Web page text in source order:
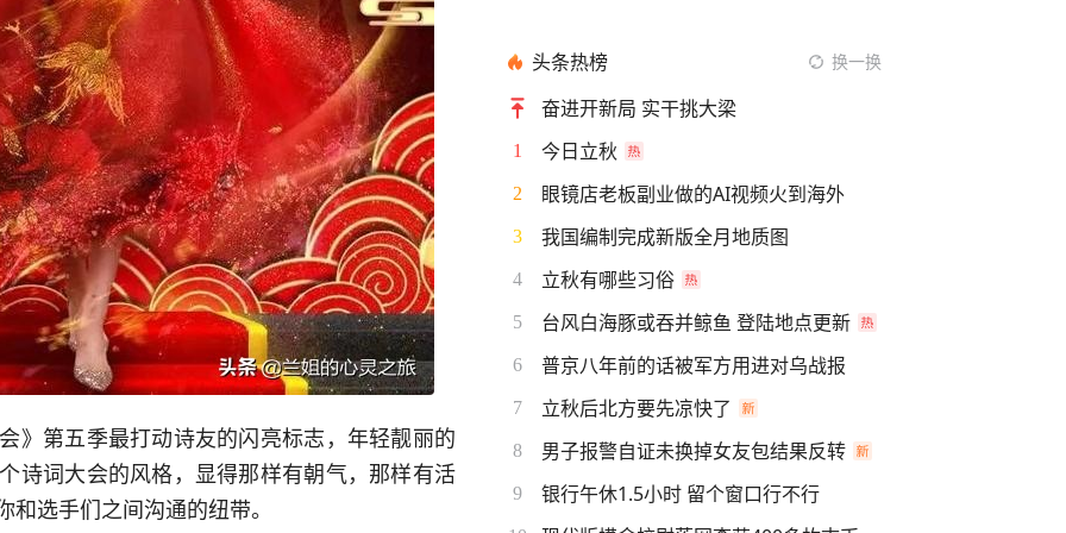
》第五季最打动诗友的闪亮标志，年轻靓丽的
诗词大会的风格，显得那样有朝气，那样有活
选手们之间沟通的纽带。
头条热榜 换一换
奋进开新局 实干挑大梁
1 今日立秋
2 眼镜店老板副业做的AI视频火到海外
3 我国编制完成新版全月地质图
4 立秋有哪些习俗
5 台风白海豚或吞并鲸鱼 登陆地点更新
6 普京八年前的话被军方用进对乌战报
7 立秋后北方要先凉快了
8 男子报警自证未换掉女友包结果反转
9 银行午休1.5小时 留个窗口行不行